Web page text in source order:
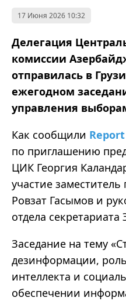
17 Июня 2026 10:32
Делегация
комиссии
отправилась в
ежегодном
управления
Как сообщили Report
по приглашению
ЦИК Георгия
участие
Ровзат Гасымов и
отдела
Заседание на тему
дезинформации,
интеллекта и
обеспечении